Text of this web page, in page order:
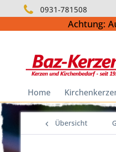
0931-781508
Achtung:
Home
Übersicht